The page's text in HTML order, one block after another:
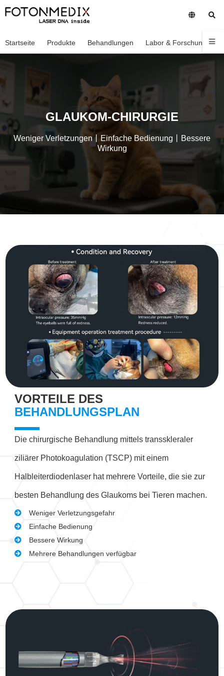
Startseite Produkte Behandlungen Labor & Forschung
GLAUKOM-CHIRURGIE
Weniger Verletzungen丨Einfache Bedienung丨Bessere
Wirkung
VORTEILE DES
BEHANDLUNGSPLAN
Die chirurgische Behandlung mittels transskleraler
ziliärer Photokoagulation (TSCP) mit einem
Halbleiterdiodenlaser hat mehrere Vorteile, die sie zur
besten Behandlung des Glaukoms bei Tieren machen.
Weniger Verletzungsgefahr
Einfache Bedienung
Bessere Wirkung
Mehrere Behandlungen verfügbar